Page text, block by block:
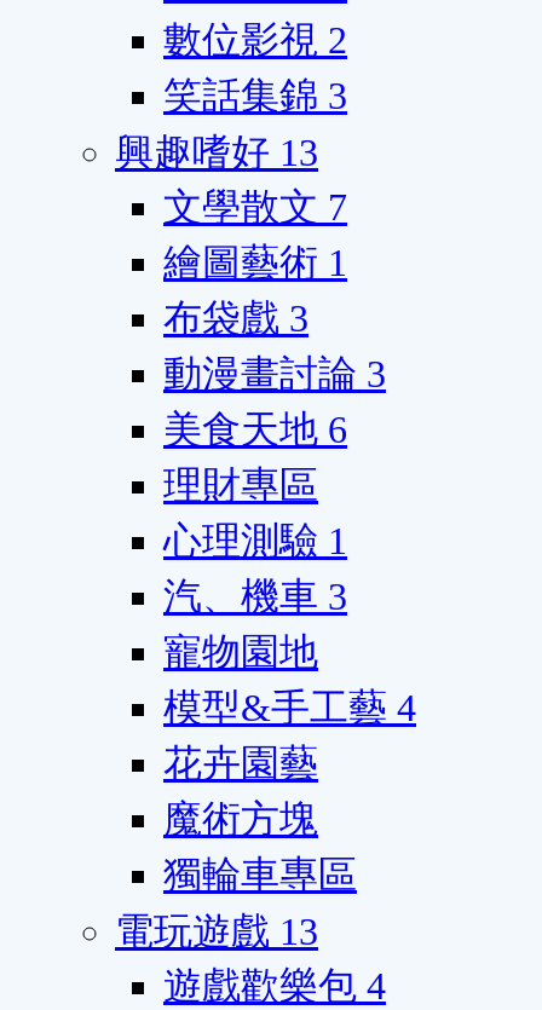
數位影視 2
笑話集錦 3
興趣嗜好 13
文學散文 7
繪圖藝術 1
布袋戲 3
動漫畫討論 3
美食天地 6
理財專區
心理測驗 1
汽、機車 3
寵物園地
模型&手工藝 4
花卉園藝
魔術方塊
獨輪車專區
電玩遊戲 13
遊戲歡樂包 4